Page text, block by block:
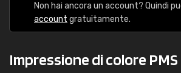
Non hai ancora un account? Quindi
account gratuitamente.
Impressione di colore PMS